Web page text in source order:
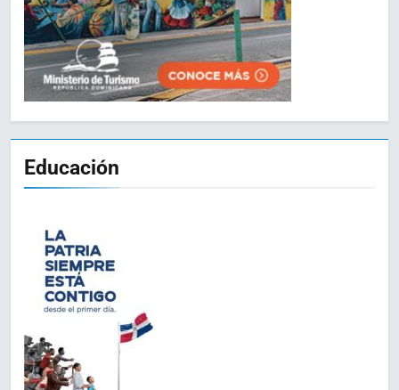
Educación